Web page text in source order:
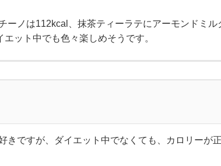
ーノは112kcal、抹茶ティーラテにアーモンドミル
ット中でも色々楽しめそうです。
きですが、ダイエット中でなくても、カロリーが